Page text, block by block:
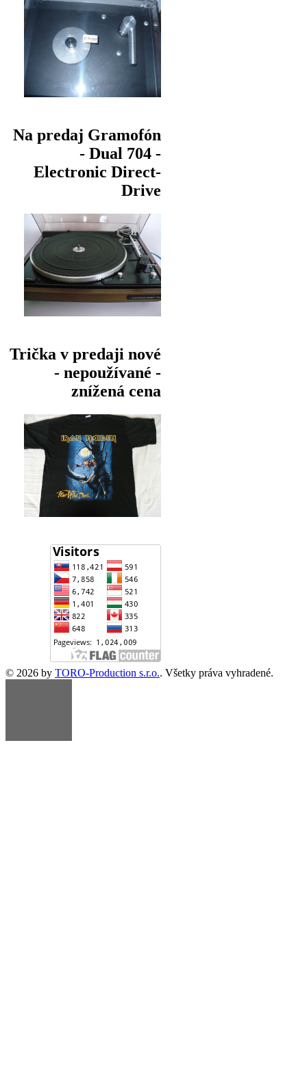
Na predaj Gramofón
- Dual 704 -
Electronic Direct-
Drive
Trička v predaji nové
- nepoužívané -
znížená cena
© 2026 by TORO-Production s.r.o.. Všetky práva vyhradené.